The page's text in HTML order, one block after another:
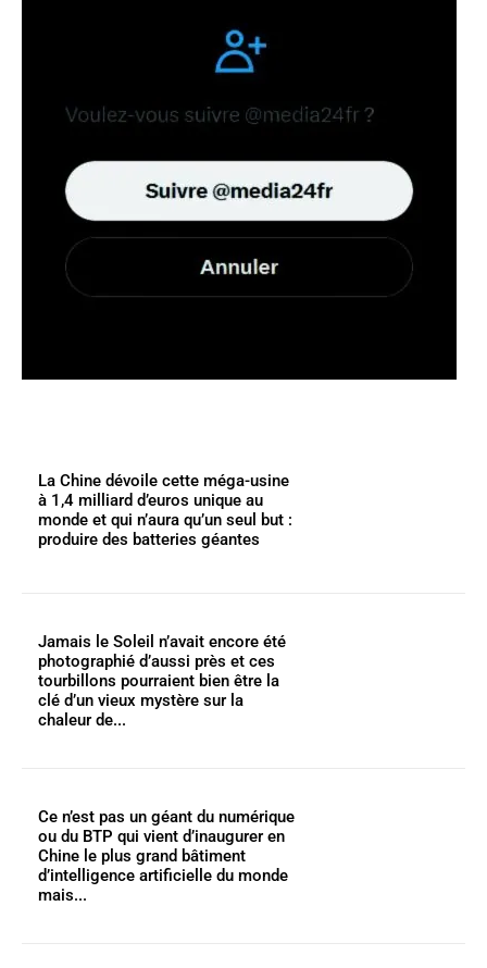
La Chine dévoile cette méga-usine
à 1,4 milliard d’euros unique au
monde et qui n’aura qu’un seul but :
produire des batteries géantes
Jamais le Soleil n’avait encore été
photographié d’aussi près et ces
tourbillons pourraient bien être la
clé d’un vieux mystère sur la
chaleur de...
Ce n’est pas un géant du numérique
ou du BTP qui vient d’inaugurer en
Chine le plus grand bâtiment
d’intelligence artificielle du monde
mais...